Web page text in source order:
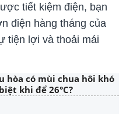
tiết kiệm điện, bạn
điện hàng tháng của
tiện lợi và thoải mái
hòa có mùi chua hôi khó
khi để 26°C?